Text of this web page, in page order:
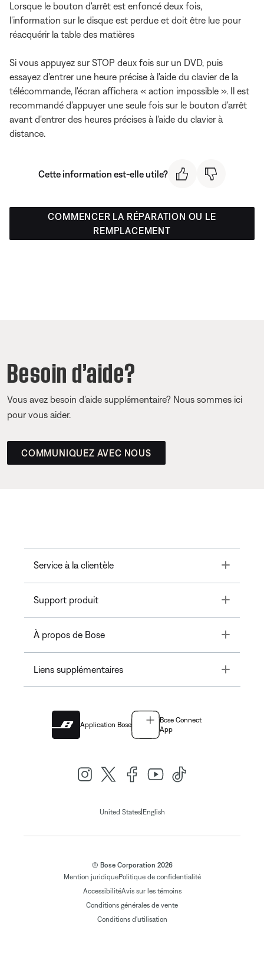
Lorsque le bouton d'arrêt est enfoncé deux fois,
l'information sur le disque est perdue et doit être lue pour
réacquérir la table des matières
Si vous appuyez sur STOP deux fois sur un DVD, puis
essayez d'entrer une heure précise à l'aide du clavier de la
télécommande, l'écran affichera « action impossible ». Il est
recommandé d'appuyer une seule fois sur le bouton d'arrêt
avant d'entrer des heures précises à l'aide du clavier à
distance.
Cette information est-elle utile?
COMMENCER LA RÉPARATION OU LE
REMPLACEMENT
Besoin d’aide?
Vous avez besoin d’aide supplémentaire? Nous sommes ici
pour vous aider.
COMMUNIQUEZ AVEC NOUS
Service à la clientèle Toggle
Support produit Toggle
À propos de Bose Toggle
Liens supplémentaires Toggle
Application Bose
Bose Connect
App
United States| English
© Bose Corporation 2026
Mention juridiquePolitique de confidentialité
AccessibilitéAvis sur les témoins
Conditions générales de vente
Conditions d'utilisation